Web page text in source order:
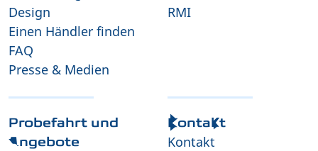
Design
Einen Händler finden
FAQ
Presse & Medien
RMI
Probefahrt und
Angebote
Kontakt
Kontakt